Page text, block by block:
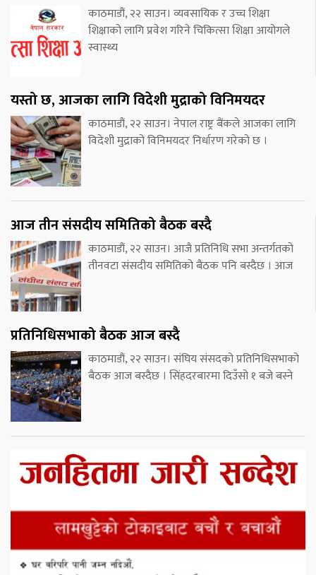
काठमाडौं, २२ साउन। व्यवसायिक र उच्च शिक्षा
शिक्षाको लागि प्रवेश गरिने चिकित्सा शिक्षा आयोगले
स्वास्थ्य
यस्तो छ, आजका लागि विदेशी मुद्राको विनिमयदर
काठमाडौं, २२ साउन। नेपाल राष्ट्र बैंकले आजका लागि
विदेशी मुद्राको विनिमयदर निर्धारण गरेको छ ।
आज तीन संसदीय समितिको बैठक बस्दै
काठमाडौं, २२ साउन। आजै प्रतिनिधि सभा अन्तर्गतको
तीनवटा संसदीय समितिको बैठक पनि बस्दैछ । आज
प्रतिनिधिसभाको बैठक आज बस्दै
काठमाडौं, २२ साउन। संघिय संसदको प्रतिनिधिसभाको
बैठक आज बस्दैछ । सिंहदरबारमा दिउँसो १ बजे बस्ने